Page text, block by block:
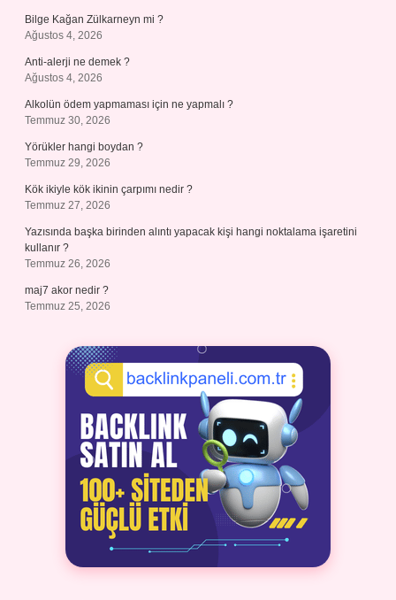
Bilge Kağan Zülkarneyn mi ?
Ağustos 4, 2026
Anti-alerji ne demek ?
Ağustos 4, 2026
Alkolün ödem yapmaması için ne yapmalı ?
Temmuz 30, 2026
Yörükler hangi boydan ?
Temmuz 29, 2026
Kök ikiyle kök ikinin çarpımı nedir ?
Temmuz 27, 2026
Yazısında başka birinden alıntı yapacak kişi hangi noktalama işaretini
kullanır ?
Temmuz 26, 2026
maj7 akor nedir ?
Temmuz 25, 2026